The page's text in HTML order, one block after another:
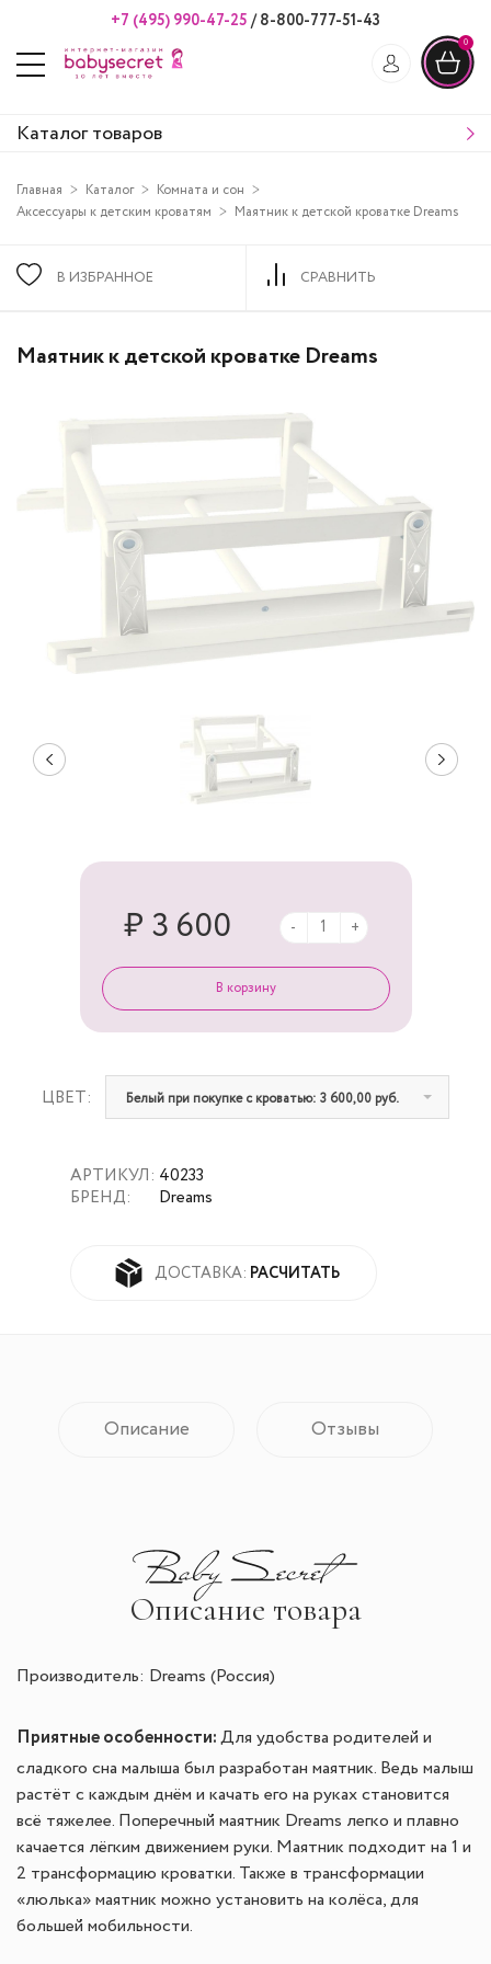
+7 (495) 990-47-25 /8-800-777-51-43
0
Каталог товаров
Главная Каталог
Комната и сон
Аксессуары к детским кроватям
Маятник к детской кроватке Dreams
В ИЗБРАННОЕ СРАВНИТЬ
Маятник к детской кроватке Dreams
АРТИКУЛ:
БРЕНД:
40233
Dreams
ДОСТАВКА: РАСЧИТАТЬ
ЦВЕТ: Белый при покупке с кроватью: 3 600,00 руб.
₽ 3 600 - +
Описание Отзывы
Описание товара
Производитель: Dreams (Россия)
Приятные особенности: Для удобства родителей и
сладкого сна малыша был разработан маятник. Ведь малыш
растёт с каждым днём и качать его на руках становится
всё тяжелее. Поперечный маятник Dreams легко и плавно
качается лёгким движением руки. Маятник подходит на 1 и
2 трансформацию кроватки. Также в трансформации
«люлька» маятник можно установить на колёса, для
большей мобильности.